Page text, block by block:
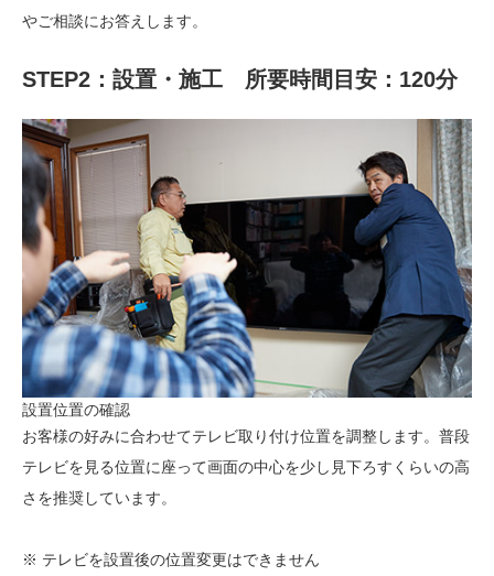
やご相談にお答えします。
STEP2：設置・施工 所要時間目安：120分
設置位置の確認
お客様の好みに合わせてテレビ取り付け位置を調整します。普段
テレビを見る位置に座って画面の中心を少し見下ろすくらいの高
さを推奨しています。
※ テレビを設置後の位置変更はできません